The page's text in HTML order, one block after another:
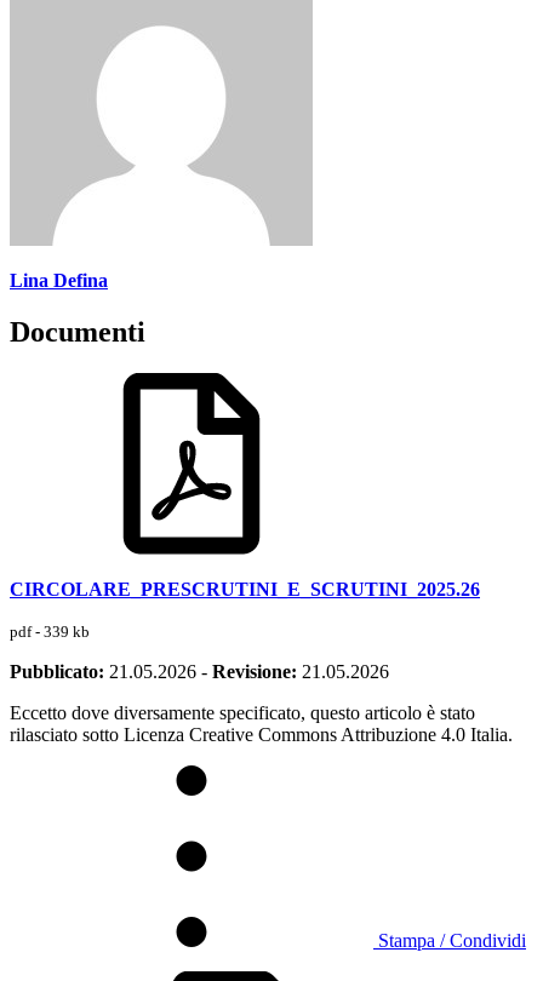
Lina Defina
Documenti
CIRCOLARE_PRESCRUTINI_E_SCRUTINI_2025.26
pdf - 339 kb
Pubblicato: 21.05.2026 - Revisione: 21.05.2026
Eccetto dove diversamente specificato, questo articolo è stato
rilasciato sotto Licenza Creative Commons Attribuzione 4.0 Italia.
Stampa / Condividi